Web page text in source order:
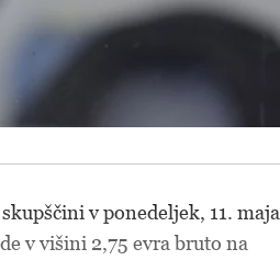
v ponedeljek, 11. maja
v višini 2,75 evra bruto na